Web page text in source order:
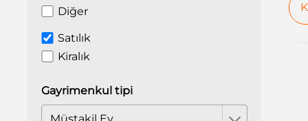
Diğer
Satılık
Kiralık
Gayrimenkul tipi
Müstakil Ev